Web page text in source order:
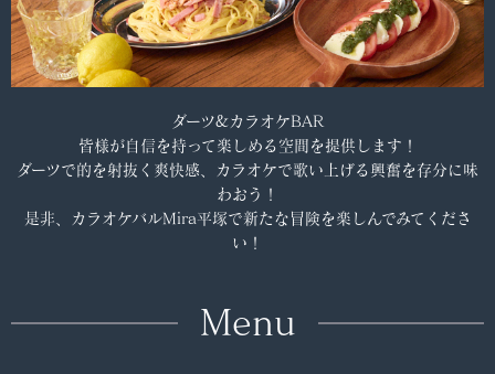
ダーツ&カラオケBAR
皆様が自信を持って楽しめる空間を提供します！
ダーツで的を射抜く爽快感、カラオケで歌い上げる興奮を存分に味
わおう！
是非、カラオケバルMira平塚で新たな冒険を楽しんでみてくださ
い！
Menu